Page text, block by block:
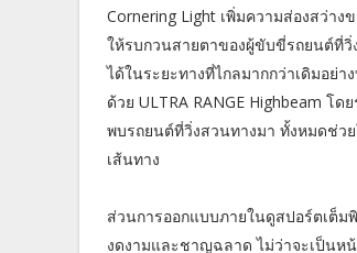
Cornering Light เพิ่มความส่องสว่า
ให้รบกวนสายตาของผู้ขับขี่รถยนต์ที่วิ่
ได้ในระยะทางที่ไกลมากกว่าเดิมอย่
ด้วย ULTRA RANGE Highbeam โ
พบรถยนต์ที่วิ่งสวนทางมา ทั้งหมดช่ว
เส้นทาง
ส่วนการออกแบบภายในดูสปอร์ตเต็
งดงามและชาญฉลาด ไม่ว่าจะเป็นห